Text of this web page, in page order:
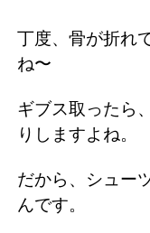
丁度、骨が折れ
ね〜
ギブス取ったら
りしますよね。
だから、シュー
んです。